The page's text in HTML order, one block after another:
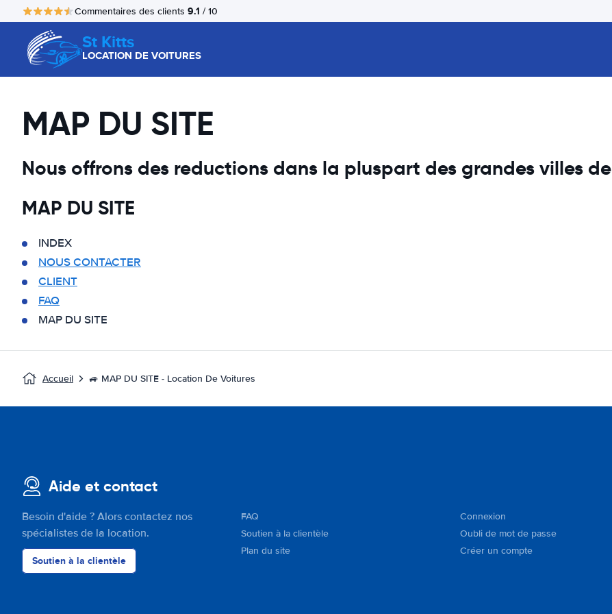
Commentaires des clients 9.1 / 10
St Kitts
LOCATION DE VOITURES
MAP DU SITE
Nous offrons des reductions dans la pluspart des grandes villes de
MAP DU SITE
INDEX
NOUS CONTACTER
CLIENT
FAQ
MAP DU SITE
Accueil 🚙 MAP DU SITE - Location De Voitures
Aide et contact
Besoin d'aide ? Alors contactez nos
spécialistes de la location.
Soutien à la clientèle
FAQ
Soutien à la clientèle
Plan du site
Connexion
Oubli de mot de passe
Créer un compte